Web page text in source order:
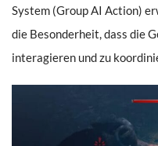
System (Group AI Action)
die Besonderheit, dass die
interagieren und zu